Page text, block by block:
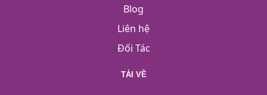
Blog
Liên hệ
Đối Tác
TẢI VỀ